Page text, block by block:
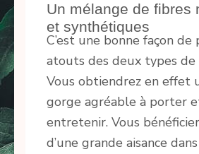
Un mélange de fibres
et synthétiques
C’est une bonne façon
atouts des deux types
Vous obtiendrez en effet
gorge agréable à porter
entretenir. Vous
d’une grande aisance